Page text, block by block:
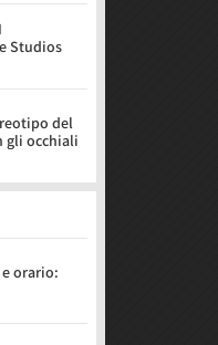
Studios
del
gli occhiali
orario: